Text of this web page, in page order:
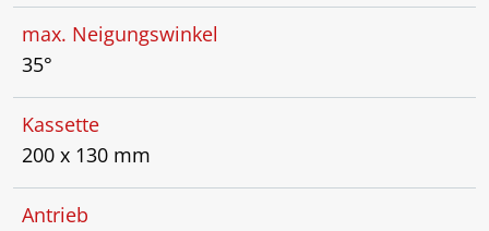
max. Neigungswinkel
35°
Kassette
200 x 130 mm
Antrieb